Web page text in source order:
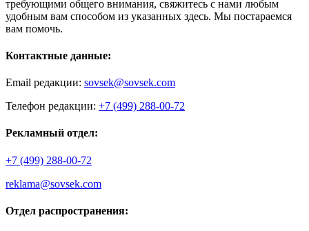
требующими общего внимания, свяжитесь с нами любым
удобным вам способом из указанных здесь. Мы постараемся
вам помочь.
Контактные данные:
Email редакции: sovsek@sovsek.com
Телефон редакции: +7 (499) 288-00-72
Рекламный отдел:
+7 (499) 288-00-72
reklama@sovsek.com
Отдел распространения: